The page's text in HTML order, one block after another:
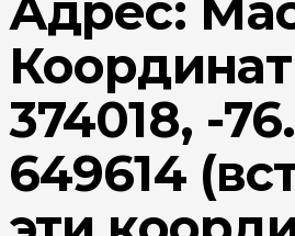
Адрес:
374018, -76.
649614